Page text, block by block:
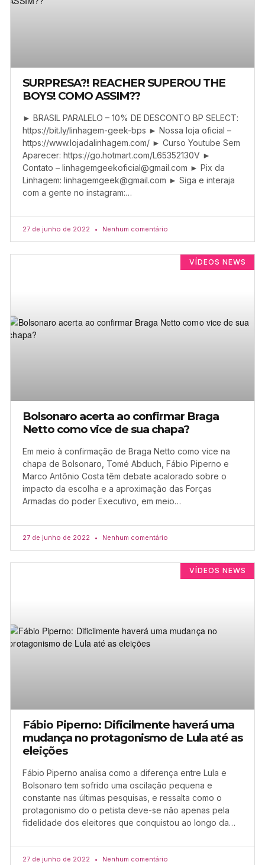
SURPRESA?! REACHER SUPEROU THE
BOYS! COMO ASSIM??
► BRASIL PARALELO – 10% DE DESCONTO BP SELECT:
https://bit.ly/linhagem-geek-bps ► Nossa loja oficial –
https://www.lojadalinhagem.com/ ► Curso Youtube Sem
Aparecer: https://go.hotmart.com/L65352130V ►
Contato – linhagemgeekoficial@gmail.com ► Pix da
Linhagem: linhagemgeek@gmail.com ► Siga e interaja
com a gente no instagram:…
27 de junho de 2022 Nenhum comentário
VÍDEOS NEWS
Bolsonaro acerta ao confirmar Braga
Netto como vice de sua chapa?
Em meio à confirmação de Braga Netto como vice na
chapa de Bolsonaro, Tomé Abduch, Fábio Piperno e
Marco Antônio Costa têm debate acalorado sobre o
impacto da escolha e a aproximação das Forças
Armadas do poder Executivo, em meio…
27 de junho de 2022 Nenhum comentário
VÍDEOS NEWS
Fábio Piperno: Dificilmente haverá uma
mudança no protagonismo de Lula até as
eleições
Fábio Piperno analisa como a diferença entre Lula e
Bolsonaro tem sofrido uma oscilação pequena e
constante nas últimas pesquisas, e ressalta como o
protagonismo do o petista deve-se não apenas pela
fidelidade dos eleitores que conquistou ao longo da…
27 de junho de 2022 Nenhum comentário